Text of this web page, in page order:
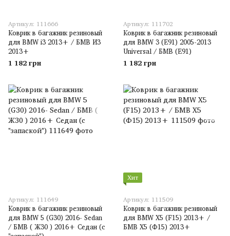
Артикул: 111666
Коврик в багажник резиновый
для BMW i3 2013+ / БМВ И3
2013+
1 182 грн
Артикул: 111702
Коврик в багажник резиновый
для BMW 3 (E91) 2005-2013
Universal / БМВ (Е91)
1 182 грн
Артикул: 111649
Коврик в багажник резиновый
для BMW 5 (G30) 2016- Sedan
/ БМВ ( Ж30 ) 2016+ Седан (с
Хит
Артикул: 111509
Коврик в багажник резиновый
для BMW X5 (F15) 2013+ /
БМВ Х5 (Ф15) 2013+